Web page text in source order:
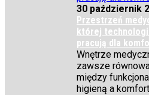
30 październik
Przestrzeń
której
pracują dla
Wnętrze
zawsze
między
higieną a